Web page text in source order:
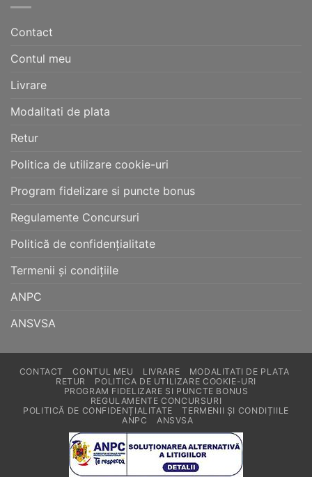
Contact
Contul meu
Livrare
Modalitati de plata
Retur
Politica de utilizare cookie-uri
Program fidelizare si puncte bonus
Regulamente Concursuri
Politică de confidențialitate
Termenii și condițiile
ANPC
ANSVSA
CONTACT CONTUL MEU LIVRARE
MODALITATI DE PLATA
RETUR
POLITICA DE UTILIZARE COOKIE-URI
PROGRAM FIDELIZARE SI PUNCTE BONUS
REGULAMENTE CONCURSURI
POLITICĂ DE CONFIDENȚIALITATE
TERMENII ȘI CONDIȚIILE
ANPC
ANSVSA